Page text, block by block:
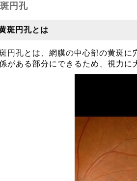
円孔
斑円孔とは
円孔とは、網膜の中心部の黄斑に
がある部分にできるため、視力に